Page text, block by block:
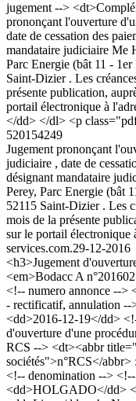
jugement -->
prononçant l'ouverture
date de cessation des
mandataire judiciaire Me
Parc Energie (bât 11 -
Saint-Dizier . Les
présente publication,
portail électronique à
</dd> </dl> <p
520154249
Jugement prononçant
judiciaire , date de
désignant mandataire
Perey, Parc Energie (bât
52115 Saint-Dizier . Les
mois de la présente
sur le portail électronique
services.com.29-12-2016
<h3>Jugement
<em>Bodacc A
<!-- numero annonce -->
- rectificatif, annulation
<dd>2016-12-19</dd>
d'ouverture d'une
RCS --> <dt><abbr
sociétés">n°RCS</
<!-- denomination -->
<dd>HOLGADO</dd>